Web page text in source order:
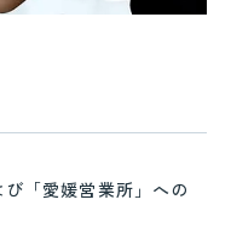
び「愛媛営業所」への